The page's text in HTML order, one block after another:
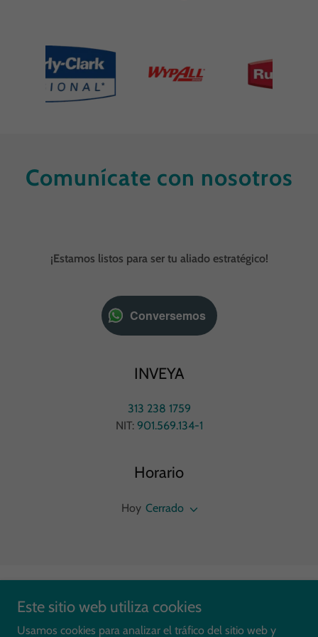
Comunícate con nosotros
¡Estamos listos para ser tu aliado estratégico!
Conversemos
INVEYA
313 238 1759
NIT: 901.569.134-1
Horario
Hoy Cerrado
Copyright © 2026 INVEYA - Todos los derechos reservados.
Este sitio web utiliza cookies
Usamos cookies para analizar el tráfico del sitio web y